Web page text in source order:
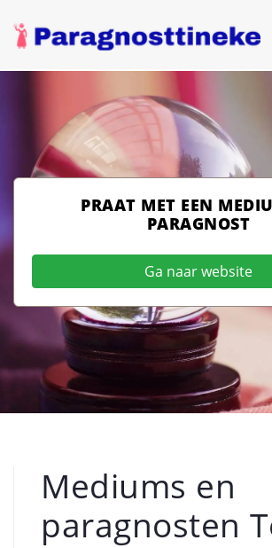
PRAAT MET EEN
PARAGNOST
Ga naar website
Mediums en
paragnosten